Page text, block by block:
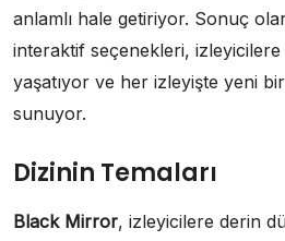
anlamlı hale getiriyor. Sonuç
interaktif seçenekleri,
yaşatıyor ve her izleyişte yeni
sunuyor.
Dizinin Temaları
Black Mirror, izleyicilere derin